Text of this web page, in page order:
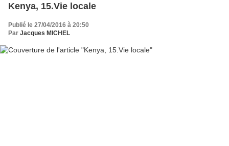
Kenya, 15.Vie locale
Publié le 27/04/2016 à 20:50
Par Jacques MICHEL